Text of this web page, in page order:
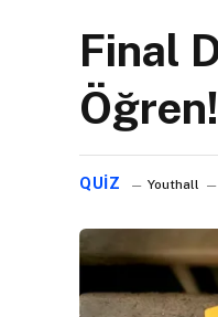
Final
Öğren!
QUIZ Youthall